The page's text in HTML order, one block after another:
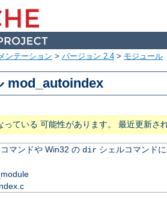
ンテーション > バージョン 2.4 > モジュール
mod_autoindex
ている 可能性があります。 最近更新さ
マンドや Win32 の dirシェルコマンド